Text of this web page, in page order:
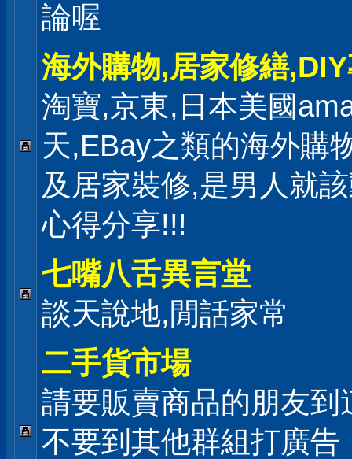
論喔
海外購物,居家修繕
淘寶,京東,日本美國
天,EBay之類的海外購
及居家裝修,是男人就
心得分享!!!
七嘴八舌異言堂
談天說地,閒話家常
二手貨市場
請要販賣商品的朋友到
不要到其他群組打廣告